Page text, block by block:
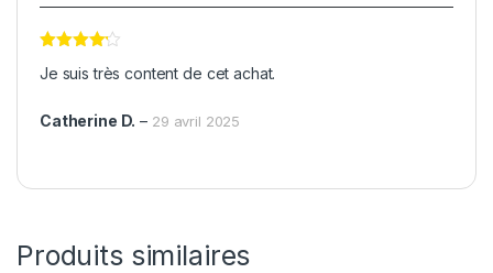
sur 5
Je suis très content de cet achat.
Catherine D. – 29 avril 2025
Produits similaires